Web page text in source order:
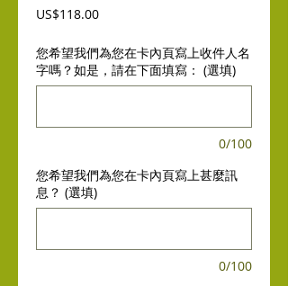
US$118.00價
您希望我們為您在卡內頁寫上收件人名
字嗎？如是，請在下面填寫： (選填)
0/100
您希望我們為您在卡內頁寫上甚麼訊
息？ (選填)
0/100